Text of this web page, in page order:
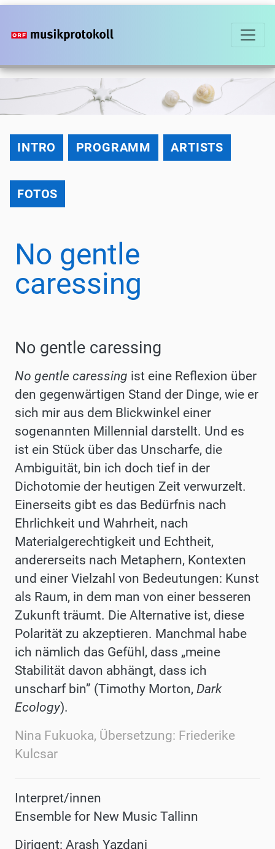
Direkt
zum
INTRO
PROGRAMM ARTISTS
FOTOS
No gentle
caressing
No gentle caressing
No gentle caressing ist eine Reflexion über
den gegenwärtigen Stand der Dinge, wie er
sich mir aus dem Blickwinkel einer
sogenannten Millennial darstellt. Und es
ist ein Stück über das Unscharfe, die
Ambiguität, bin ich doch tief in der
Dichotomie der heutigen Zeit verwurzelt.
Einerseits gibt es das Bedürfnis nach
Ehrlichkeit und Wahrheit, nach
Materialgerechtigkeit und Echtheit,
andererseits nach Metaphern, Kontexten
und einer Vielzahl von Bedeutungen: Kunst
als Raum, in dem man von einer besseren
Zukunft träumt. Die Alternative ist, diese
Polarität zu akzeptieren. Manchmal habe
ich nämlich das Gefühl, dass „meine
Stabilität davon abhängt, dass ich
unscharf bin” (Timothy Morton, Dark
Ecology).
Nina Fukuoka, Übersetzung: Friederike
Kulcsar
Interpret/innen
Ensemble for New Music Tallinn
Dirigent: Arash Yazdani